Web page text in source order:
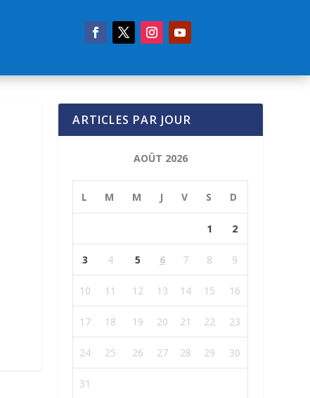
ARTICLES PAR JOUR
AOÛT 2026
L M M J V S D
1 2
3 4 5 6 7 8 9
10 11 12 13 14 15 16
17 18 19 20 21 22 23
24 25 26 27 28 29 30
31